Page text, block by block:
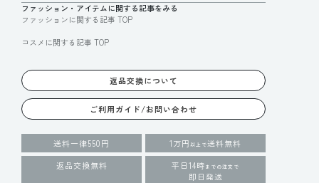
ファッション・アイテムに関する記事をみる
ファッションに関する記事 TOP
コスメに関する記事 TOP
返品交換について
ご利用ガイド/お問い合わせ
送料一律550円 1万円 以上で送料無料
返品交換無料
平日14時 までの注文で
即日発送